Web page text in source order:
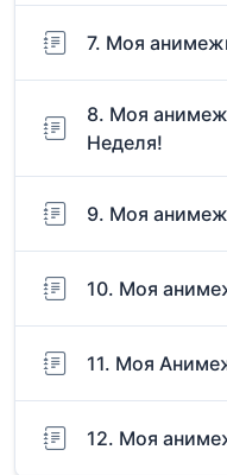
7. Моя
8. Моя
Неделя!
9. Моя
10. Моя
11. Моя
12. Моя